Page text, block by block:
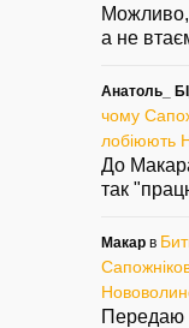
Можливо,
а не
Анатоль_
чому
лобіюють
До
так
Макар в
Передаю